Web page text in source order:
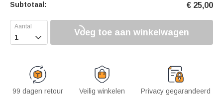
Subtotaal: € 25,00
 Voeg toe aan winkelwagen
99 dagen retour Veilig winkelen Privacy gegarandeerd